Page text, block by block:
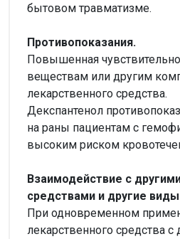
бытовом травматизме.
Противопоказания.
Повышенная
веществам или другим
лекарственного средства.
Декспантенол
на раны пациентам с
высоким риском
Взаимодействие с
средствами и другие
При одновременном
лекарственного средства с